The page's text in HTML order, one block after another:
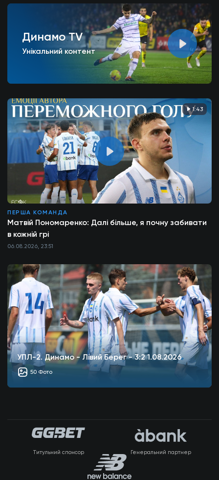
Динамо TV
Унікальний контент
1:43
ПЕРША КОМАНДА
Матвій Пономаренко: Далі більше, я почну забивати
в кожній грі
06.08.2026, 23:51
УПЛ-2. Динамо - Лівий Берег - 3:2 1.08.2026
50 Фото
Титульний спонсор Генеральний партнер